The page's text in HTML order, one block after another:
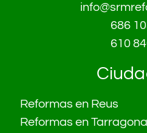
686
610
Reformas en Reus
Reformas en Tarragona